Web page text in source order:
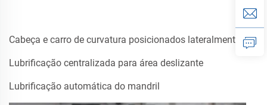
Cabeça e carro de curvatura posicionados lateralmente
Lubrificação centralizada para área deslizante
Lubrificação automática do mandril